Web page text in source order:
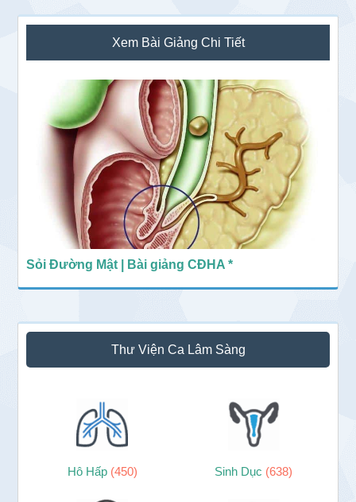
Sidebar
chính
Xem Bài Giảng Chi Tiết
Sỏi Đường Mật | Bài giảng CĐHA *
Thư Viện Ca Lâm Sàng
Hô Hấp (450) Sinh Dục (638)